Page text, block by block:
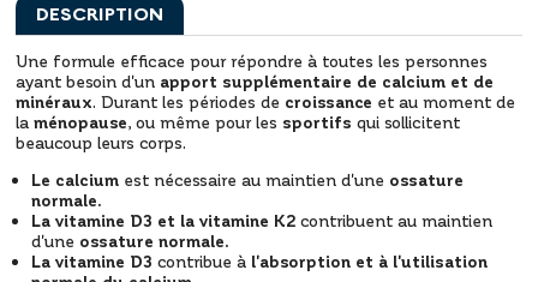
DESCRIPTION
Une formule efficace pour répondre à toutes les personnes
ayant besoin d'unapport supplémentaire de calcium et de
minéraux. Durant les périodes de croissance et au moment de
la ménopause, ou même pour les sportifs qui sollicitent
beaucoup leurs corps.
Le calcium est nécessaire au maintien d'une ossature
normale.
La vitamine D3 et la vitamine K2 contribuent au maintien
d'une ossature normale.
La vitamine D3 contribue à l'absorption et à l'utilisation